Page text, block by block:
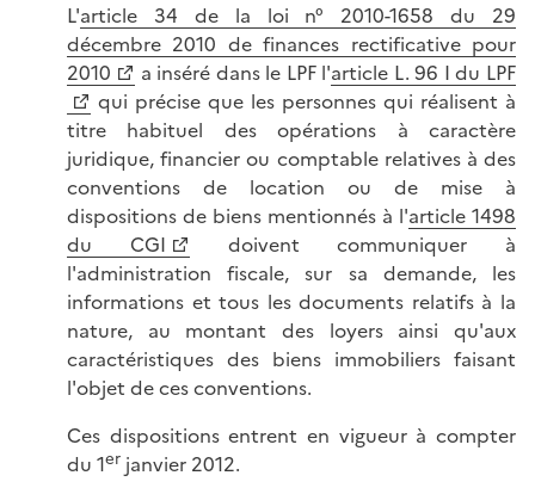
L'article 34 de la loi n° 2010-1658 du 29
décembre 2010 de finances rectificative pour
2010
a inséré dans le LPF l'article L. 96 I du LPF
qui précise que les personnes qui réalisent à
titre habituel des opérations à caractère
juridique, financier ou comptable relatives à des
conventions de location ou de mise à
dispositions de biens mentionnés à l'article 1498
du CGI
doivent communiquer à
l'administration fiscale, sur sa demande, les
informations et tous les documents relatifs à la
nature, au montant des loyers ainsi qu'aux
caractéristiques des biens immobiliers faisant
l'objet de ces conventions.
Ces dispositions entrent en vigueur à compter
du 1er janvier 2012.